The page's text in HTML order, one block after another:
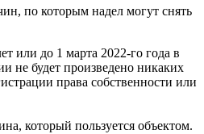
по которым надел могут снять
или до 1 марта 2022-го года в
не будет произведено никаких
права собственности или
который пользуется объектом.